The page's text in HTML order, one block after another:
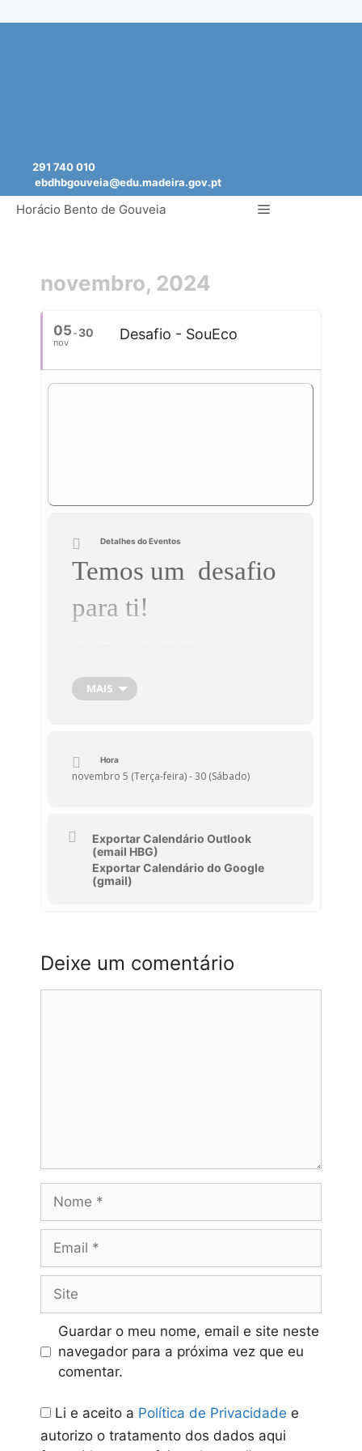
291 740 010
ebdhbgouveia@edu.madeira.gov.pt
Horácio Bento de Gouveia Menu
novembro, 2024
05
nov
30 Desafio - SouEco
Detalhes do Eventos
Temos um desafio
para ti!
sempre, que a
adquira
ambiental!
Por isso,
uma fita com uma
frase que apela à
relação ao ambiente
e relançamos a
garrafa “Sou Eco”.
O desafio consiste
em que todos os
alunos da Escola
adquiram a fita e a
garrafa “Sou Eco”.
MAIS
Hora
novembro 5 (Terça-feira) - 30 (Sábado)
Exportar Calendário Outlook
(email HBG)
Exportar Calendário do Google
(gmail)
Deixe um comentário
Nome
Email
Site
Guardar o meu nome, email e site neste
navegador para a próxima vez que eu
comentar.
Li e aceito a Política de Privacidade e
autorizo o tratamento dos dados aqui